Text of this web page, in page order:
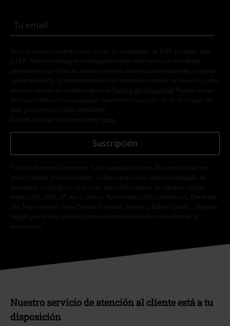
Doy mi consentimiento para recibir la newsletter de EMP y acepto que
E.M.P. Merchandising Handelsgesellschaft mbH procese mis datos
personales con el fin de informarme de manera personalizada y regular
sobre su oferta. El tratamiento de mis datos personales se llevará a cabo
de acuerdo con lo establecido en la
Política de Privacidad . Puedo retirar
mi consentimiento en cualquier momento haciendo clic en el enlace de
baja presente en cada newsletter.
Darme de baja de la newsletter
aquí
Suscripción
*Válido durante 4 semanas. Solo canjeable online. No combinable con
otros códigos promocionales. El descuento será aplicado después de
introducir el código en el primer paso del proceso de compra. Libros,
media (CD, DVD, LP, etc.), tickets, Rammstein, (Till) Lindemann, Die Ärzte,
Die Toten Hosen, Feine Sahne Fischfilet, Broilers, Böhse Onkelz, cheques-
regalo y artículos que incluyen una donación están excluidos de la
promoción.
Nuestro servicio de atención al cliente está a tu
disposición